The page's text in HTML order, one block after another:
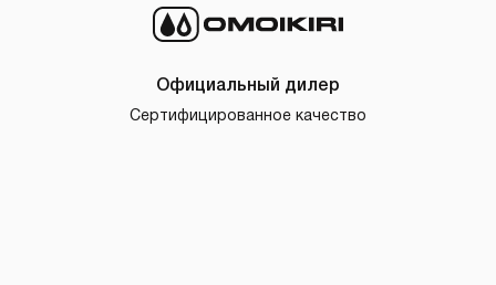
Официальный дилер
Сертифицированное качество